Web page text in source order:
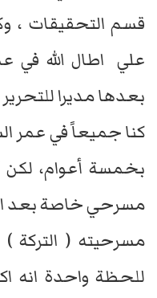
قسم التحقيقات ،
علي اطال الله في
بعدها مديرا
كنا جميعاً في عمر
بخمسة أعوام،
مسرحي خاصة بعد
مسرحيته ( التركة )
للحظة واحدة انه